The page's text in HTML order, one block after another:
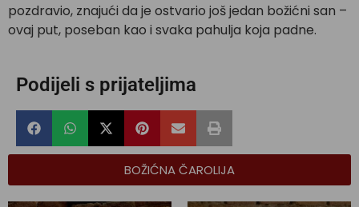
pozdravio, znajući da je ostvario još jedan božićni san –
ovaj put, poseban kao i svaka pahulja koja padne.
Podijeli s prijateljima
BOŽIĆNA ČAROLIJA